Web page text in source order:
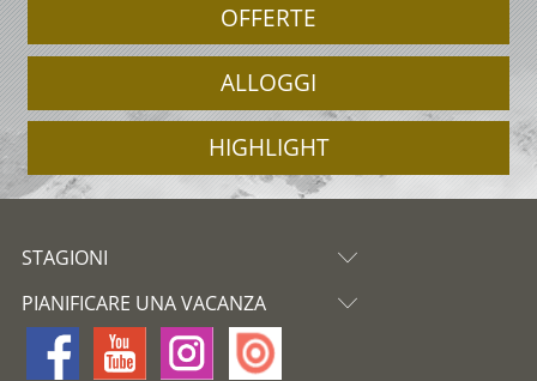
OFFERTE
ALLOGGI
HIGHLIGHT
STAGIONI
PIANIFICARE UNA VACANZA